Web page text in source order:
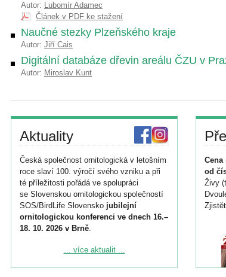
Autor: Lubomír Adamec
Článek v PDF ke stažení
Naučné stezky Plzeňského kraje
Autor: Jiří Cais
Digitální databáze dřevin areálu ČZU v
Autor: Miroslav Kunt
Aktuality
Česká společnost ornitologická v letošním
roce slaví 100. výročí svého vzniku a při
té příležitosti pořádá ve spolupráci
se Slovenskou ornitologickou společností
SOS/BirdLife Slovensko jubilejní
ornitologickou konferenci ve dnech 16.–
18. 10. 2026 v Brně.
Podrobnější informace ke konferenci
... více aktualit ...
od
Živy